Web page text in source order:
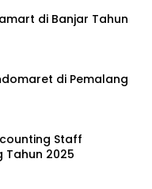
di Banjar Tahun
di Pemalang
Staff
2025